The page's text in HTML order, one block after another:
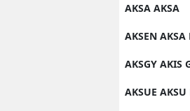
AKSA AKSA
AKSEN AKSA
AKSGY AKIS
AKSUE AKSU